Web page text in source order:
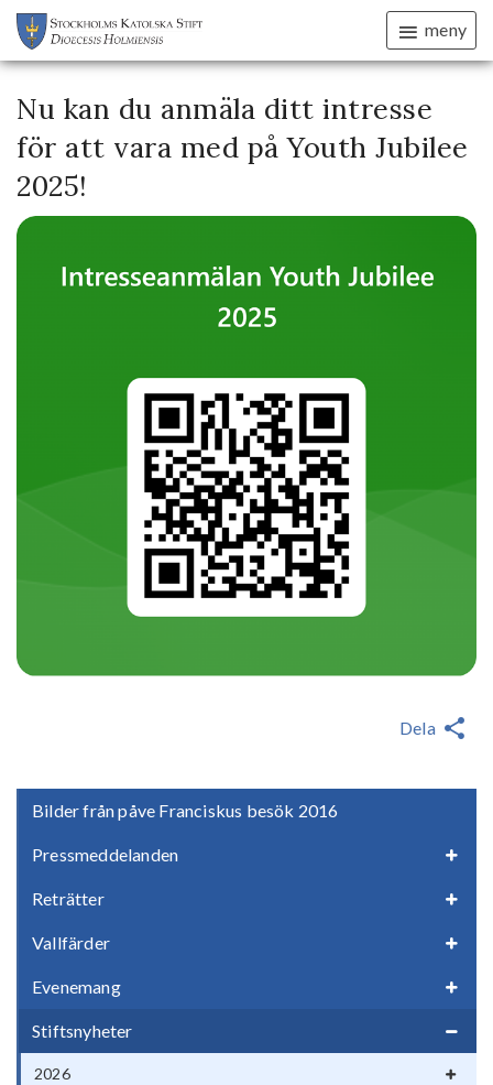
meny
Bilder från påve Franciskus besök 2016
Pressmeddelanden
Reträtter
Vallfärder
Evenemang
Stiftsnyheter
2026
Nu kan du anmäla ditt intresse
för att vara med på Youth Jubilee
2025!
Dela